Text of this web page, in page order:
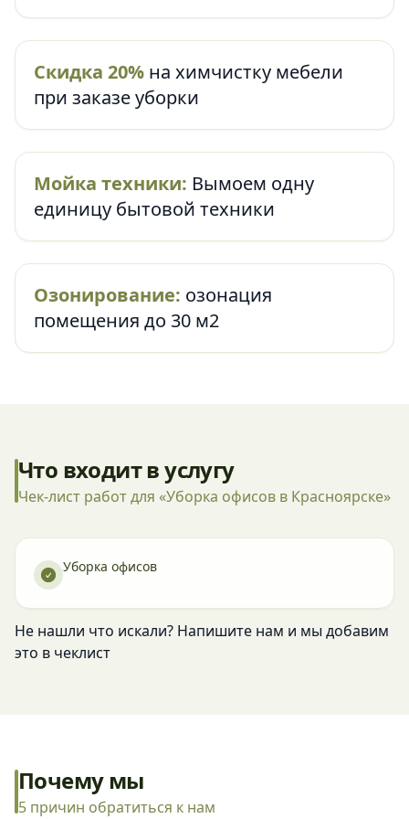
Скидка 20% на химчистку мебели
при заказе уборки
Мойка техники: Вымоем одну
единицу бытовой техники
Озонирование: озонация
помещения до 30 м2
Что входит в услугу
Чек-лист работ для «Уборка офисов в Красноярске»
Уборка офисов
Не нашли что искали? Напишите нам и мы добавим
это в чеклист
Почему мы
5 причин обратиться к нам